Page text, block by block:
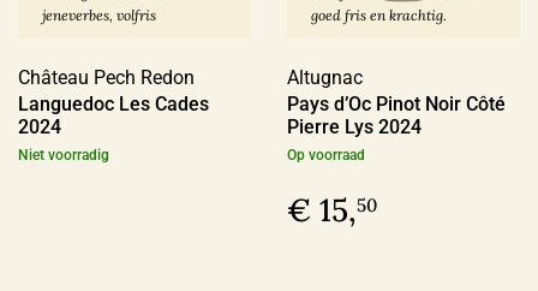
jeneverbes, volfris
Château Pech Redon
Languedoc Les Cades
2024
Niet voorradig
goed fris en krachtig.
Altugnac
Pays d’Oc Pinot Noir Côté
Pierre Lys 2024
Op voorraad
€ 15,50